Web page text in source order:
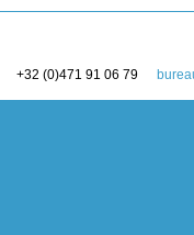
+32 (0)471 91 06 79